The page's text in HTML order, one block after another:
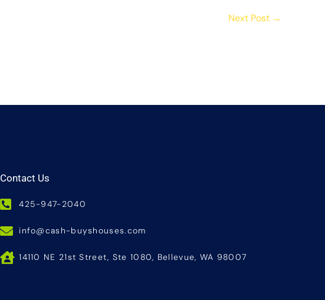
Next Post →
Contact Us
425-947-2040
info@cash-buyshouses.com
14110 NE 21st Street, Ste 1080, Bellevue, WA 98007